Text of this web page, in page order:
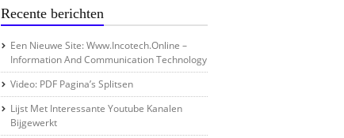
Recente berichten
Een Nieuwe Site: Www.incotech.online –
Information And Communication Technology
Video: PDF Pagina’s Splitsen
Lijst Met Interessante Youtube Kanalen
Bijgewerkt